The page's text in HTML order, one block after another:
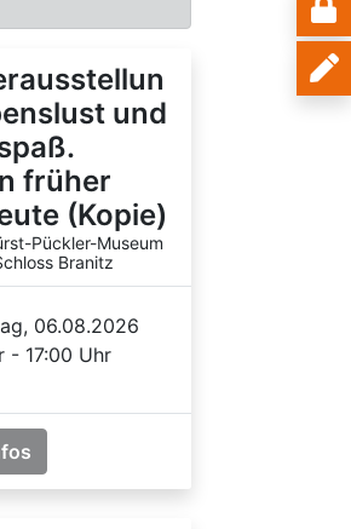
und
früher
(Kopie)
Pückler-Museum
Branitz
06.08.2026
- 17:00 Uhr